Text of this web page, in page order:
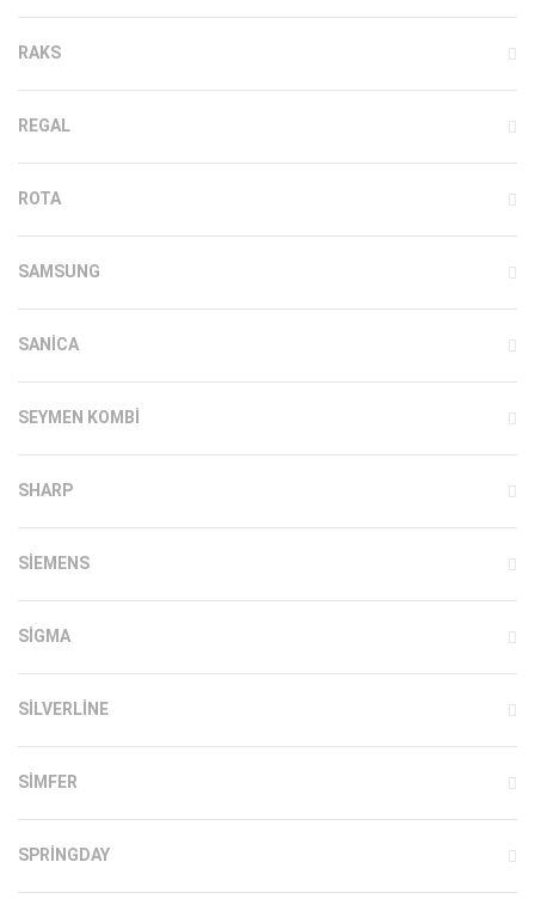
RAKS
REGAL
ROTA
SAMSUNG
SANICA
SEYMEN KOMBI
SHARP
SIEMENS
SIGMA
SILVERLINE
SIMFER
SPRINGDAY